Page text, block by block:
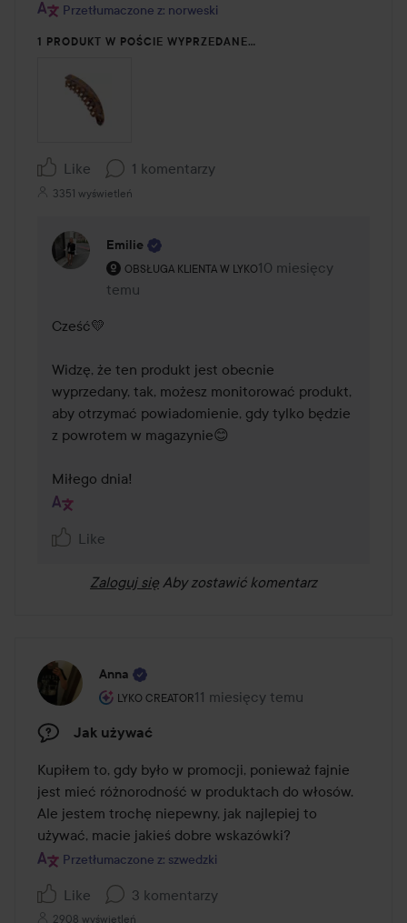
Przetłumaczone z: norweski
1 PRODUKT W POŚCIE WYPRZEDANE…
Like 1 komentarzy
3351 wyświetleń
Emilie
OBSŁUGA KLIENTA W LYKO
Rola użytkownika: Obsługa klienta w Lyko.
10 miesięcy
temu
Komentarz został
Cześć💛
Widzę, że ten produkt jest obecnie
wyprzedany, tak, możesz monitorować produkt,
aby otrzymać powiadomienie, gdy tylko będzie
z powrotem w magazynie😊
Miłego dnia!
Like
Zaloguj się Aby zostawić komentarz
Anna
LYKO CREATOR
Rola użytkownika: Lyko Creator.
11 miesięcy temu
Post został utworzony 11
Jak używać
Kupiłem to, gdy było w promocji, ponieważ fajnie
jest mieć różnorodność w produktach do włosów.
Ale jestem trochę niepewny, jak najlepiej to
używać, macie jakieś dobre wskazówki?
Przetłumaczone z: szwedzki
Like 3 komentarzy
2908 wyświetleń